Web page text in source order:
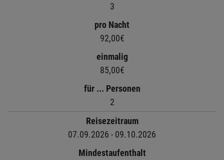
3
pro Nacht
92,00€
einmalig
85,00€
für ... Personen
2
Reisezeitraum
07.09.2026 - 09.10.2026
Mindestaufenthalt